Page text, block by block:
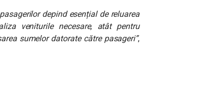
depind esențial de reluarea
veniturile necesare, atât pentru
sumelor datorate către pasageri”,